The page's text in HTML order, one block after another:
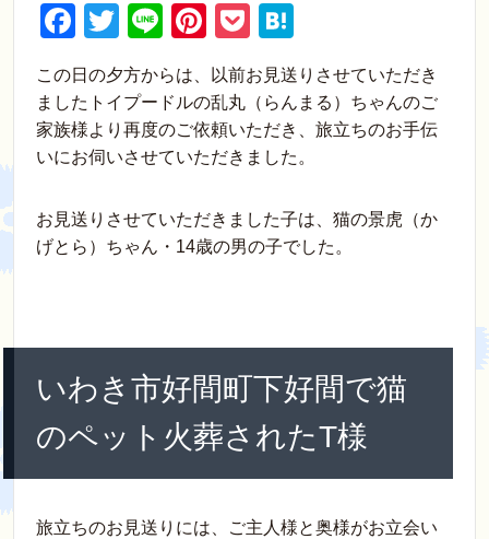
F
a
c
e
b
o
k
T
wi
tt
er
Li
e
Pi
nt
er
e
st
P
o
ck
et
at
e
n
a
この日の夕方からは、以前お見送りさせていただき
ましたトイプードルの乱丸（らんまる）ちゃんのご
家族様より再度のご依頼いただき、旅立ちのお手伝
いにお伺いさせていただきました。
お見送りさせていただきました子は、猫の景虎（か
げとら）ちゃん・14歳の男の子でした。
いわき市好間町下好間で猫
のペット火葬されたT様
旅立ちのお見送りには、ご主人様と奥様がお立会い